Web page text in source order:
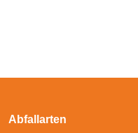
Abfallarten